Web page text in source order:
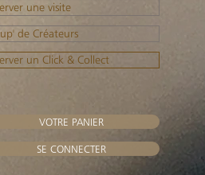
une visite
de Créateurs
un Click & Collect
VOTRE PANIER
SE CONNECTER